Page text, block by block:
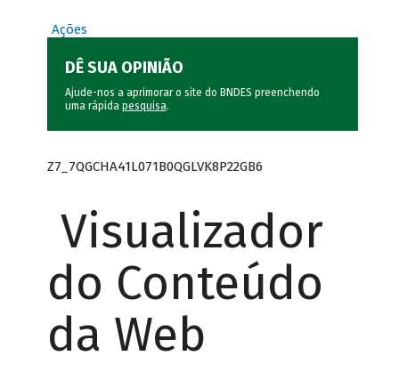
Ações
DÊ SUA OPINIÃO
Ajude-nos a aprimorar o site do BNDES preenchendo
uma rápida pesquisa.
Z7_7QGCHA41L071B0QGLVK8P22GB6
Visualizador
do Conteúdo
da Web